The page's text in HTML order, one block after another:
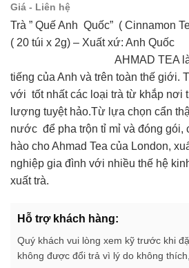
Giá - Liên hệ
Trà ” Quế Anh Quốc” ( Cinnamon
( 20 túi x 2g) – Xuất
AHMAD TEA là
tiếng của Anh và trên toàn thế giới.
với tốt nhất các loại trà từ khắp nơi
lượng tuyệt hảo.Từ lựa chọn cẩn
nước để pha trộn tỉ mỉ và đóng gói,
hào cho Ahmad Tea của London,
nghiệp gia đình với nhiều thế hệ
xuất trà.
Hỗ trợ khách hàng:
Quý khách vui lòng xem kỹ trước khi
không được đổi trả vì lý do không